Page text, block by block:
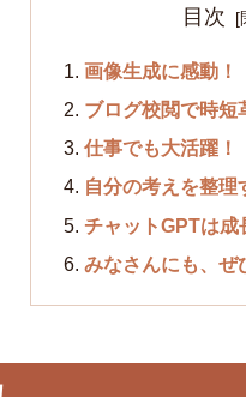
目次
画像生成に感動！
ブログ校閲で時短
仕事でも大活躍！
自分の考えを整理
チャットGPTは成
みなさんにも、ぜ